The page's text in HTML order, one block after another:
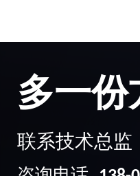
多一份
联系技术总监